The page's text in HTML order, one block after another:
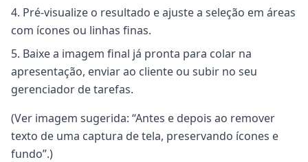
Pré-visualize o resultado e ajuste a seleção em áreas
com ícones ou linhas finas.
Baixe a imagem final já pronta para colar na
apresentação, enviar ao cliente ou subir no seu
gerenciador de tarefas.
(Ver imagem sugerida: “Antes e depois ao remover
texto de uma captura de tela, preservando ícones e
fundo”.)